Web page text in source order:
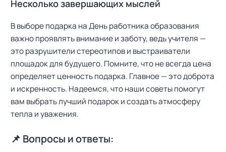
Несколько завершающих мыслей
В выборе подарка на День работника образования
важно проявлять внимание и заботу, ведь учителя —
это разрушители стереотипов и выстраиватели
площадок для будущего. Помните, что не всегда цена
определяет ценность подарка. Главное — это доброта
и искренность. Надеемся, что наши советы помогут
вам выбрать лучший подарок и создать атмосферу
тепла и уважения.
📌 Вопросы и ответы: